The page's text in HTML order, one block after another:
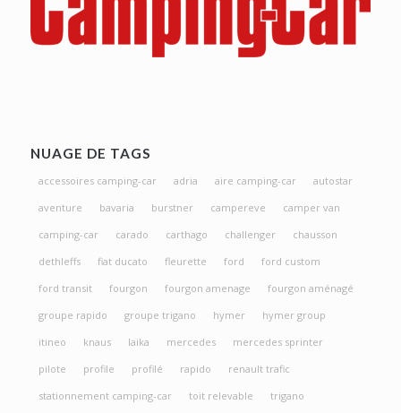
NUAGE DE TAGS
accessoires camping-car adria aire camping-car
autostar
aventure
bavaria burstner campereve
camper van
camping-car
carado carthago challenger
chausson
dethleffs
fiat ducato fleurette ford
ford custom
ford transit
fourgon fourgon amenage
fourgon aménagé
groupe rapido
groupe trigano hymer
hymer group
itineo
knaus laika mercedes
mercedes sprinter
pilote
profile profilé rapido
renault trafic
stationnement camping-car
toit relevable
trigano